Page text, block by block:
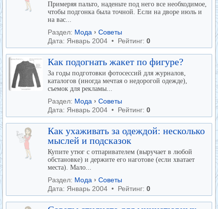
Примеряя пальто, наденьте под него все необходимое,
чтобы подгонка была точной. Если на дворе июль и
на вас...
Раздел: Мода › Советы
Дата: Январь 2004 • Рейтинг: 0
Как подогнать жакет по фигуре?
За годы подготовки фотосессий для журналов,
каталогов (иногда мечтая о недорогой одежде),
съемок для рекламы...
Раздел: Мода › Советы
Дата: Январь 2004 • Рейтинг: 0
Как ухаживать за одеждой: несколько
мыслей и подсказок
Купите утюг с отпаривателем (выручает в любой
обстановке) и держите его наготове (если хватает
места). Мало...
Раздел: Мода › Советы
Дата: Январь 2004 • Рейтинг: 0